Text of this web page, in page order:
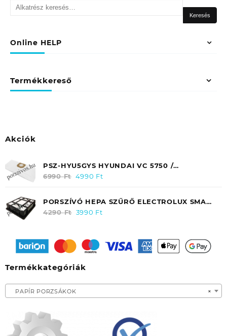
Keresés
Keresés
Online HELP
Termékkereső
Akciók
PSZ-HYU5GYS HYUNDAI VC 5750 /
HYUDBP5750 EREDETI MIKROSZÁLAS
6990Ft Original
was:
4990 FtCurrent
PORSZÍVÓ HEPA SZŰRŐ ELECTROLUX SMART
300/ 350 / ZANUSSI ZAN 3435 EF31
4290Ft Original
4290 Ft.
3990 FtCurrent
3990 Ft.
Termékkategóriák
×
PAPÍR PORZSÁKOK